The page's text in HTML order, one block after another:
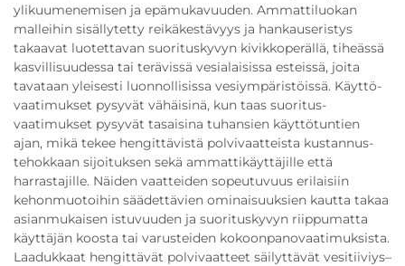
ylikuumenemisen ja epämukavuuden. Ammatti­luokan
malleihin sisällytetty reikä­kestävyys ja hankauseristys
takaavat luotettavan suorituskyvyn kivikkoperällä, tiheässä
kasvillisuudessa tai terävissä vesialaisissa esteissä, joita
tavataan yleisesti luonnollisissa vesiympäristöissä. Käyttö­
vaatimukset pysyvät vähäisinä, kun taas suoritus­
vaatimukset pysyvät tasaisina tuhansien käyttötuntien
ajan, mikä tekee hengittävistä polvivaatteista kustannus­
tehokkaan sijoituksen sekä ammatti­käyttäjille että
harrastajille. Näiden vaatteiden sopeutuvuus erilaisiin
kehonmuotoihin säädettävien ominaisuuksien kautta takaa
asianmukaisen istuvuuden ja suorituskyvyn riippumatta
käyttäjän koosta tai varusteiden kokoonpanovaatimuksista.
Laadukkaat hengittävät polvivaatteet säilyttävät vesitiiviys–